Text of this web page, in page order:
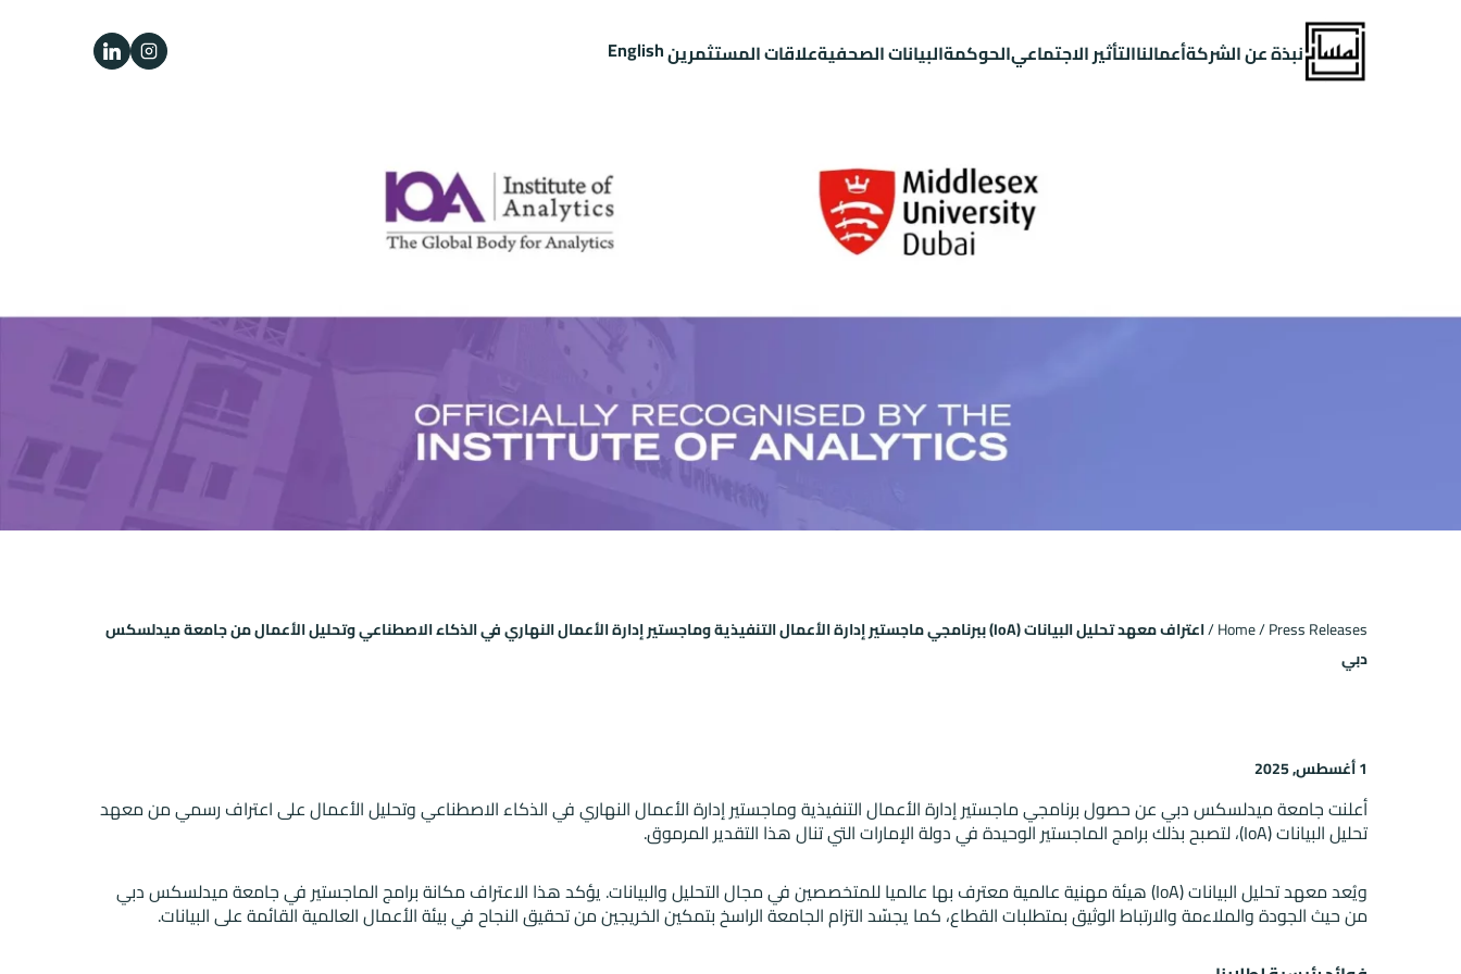
نبذة عن الشركةأعمالناالتأثير الاجتماعيالحوكمةالبيانات الصحفيةعلاقات المستثمرينEnglish
Home/Press Releases
/
اعتراف معهد تحليل البيانات (IoA) ببرنامجي ماجستير إدارة الأعمال التنفيذية وماجستير إدارة الأعمال النهاري في الذكاء الاصطناعي وتحليل الأعمال من جامعة ميدلسكس
دبي
1 أغسطس, 2025
أعلنت جامعة ميدلسكس دبي عن حصول برنامجيماجستير إدارة الأعمال التنفيذيةوماجستير إدارة الأعمالالنهاري في الذكاء الاصطناعي وتحليل الأعمال على اعتراف رسمي من معهد
تحليل البيانات (IoA)، لتصبح بذلك برامج الماجستير الوحيدة في دولة الإمارات التي تنال هذا التقدير المرموق.
ويُعد معهد تحليل البيانات (IoA) هيئة مهنية عالمية معترف بها عالميا للمتخصصين في مجال التحليل والبيانات. يؤكد هذا الاعتراف مكانة برامج الماجستير في جامعة ميدلسكس دبي
من حيث الجودة والملاءمة والارتباط الوثيق بمتطلبات القطاع، كما يجسّد التزام الجامعة الراسخ بتمكين الخريجين من تحقيق النجاح في بيئة الأعمال العالمية القائمة على البيانات.